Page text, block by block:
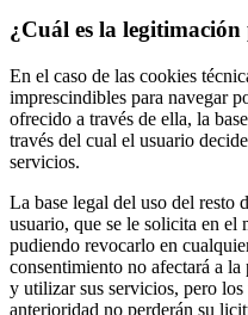
¿Cuál es la legitimación
En el caso de las cookies
imprescindibles para navegar
ofrecido a través de ella, la
través del cual el usuario
servicios.
La base legal del uso del resto
usuario, que se le solicita en el
pudiendo revocarlo en
consentimiento no afectará a
y utilizar sus servicios, pero los
anterioridad no perderán su